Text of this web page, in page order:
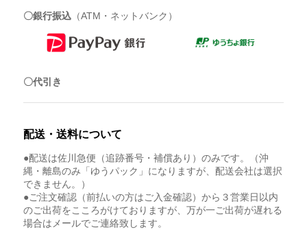
〇銀行振込 （ATM・ネットバンク）
〇代引き
配送・送料について
●配送は佐川急便（追跡番号・補償あり）のみです。（沖
縄・離島のみ「ゆうパック」になりますが、配送会社は選択
できません。）
●ご注文確認（前払いの方はご入金確認）から３営業日以内
のご出荷をこころがけておりますが、万が一ご出荷が遅れる
場合はメールでご連絡致します。